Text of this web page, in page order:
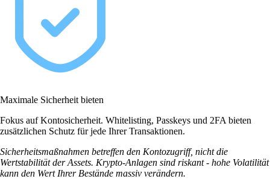
Maximale Sicherheit bieten
Fokus auf Kontosicherheit. Whitelisting, Passkeys und 2FA bieten
zusätzlichen Schutz für jede Ihrer Transaktionen.
Sicherheitsmaßnahmen betreffen den Kontozugriff, nicht die
Wertstabilität der Assets. Krypto-Anlagen sind riskant - hohe Volatilität
kann den Wert Ihrer Bestände massiv verändern.